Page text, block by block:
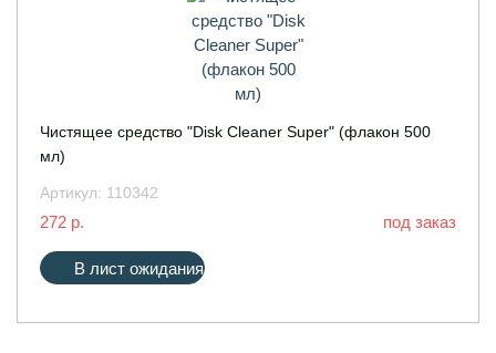
Чистящее средство "Disk Cleaner Super" (флакон 500
мл)
Артикул: 110342
272 р. под заказ
В лист ожидания